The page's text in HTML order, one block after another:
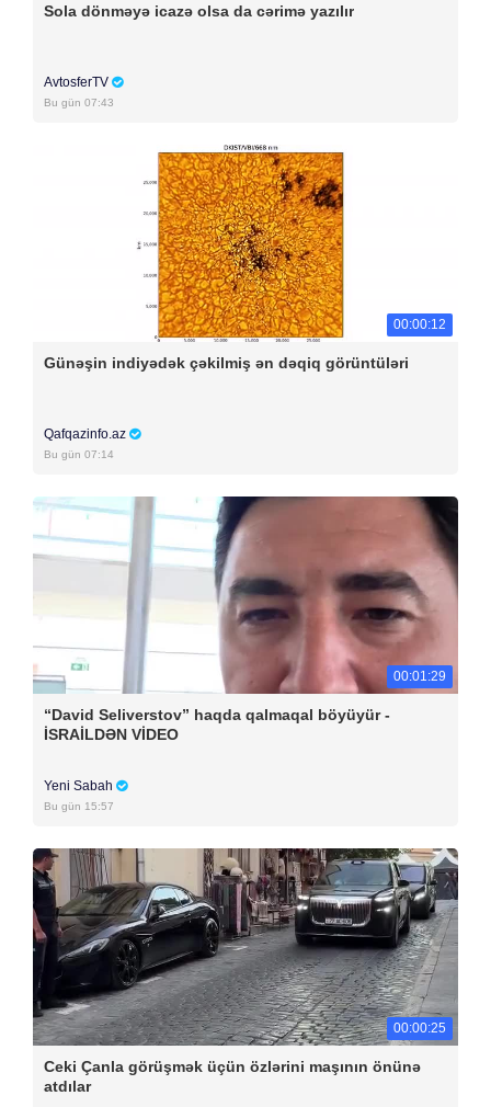
Sola dönməyə icazə olsa da cərimə yazılır
AvtosferTV
Bu gün 07:43
00:00:12
Günəşin indiyədək çəkilmiş ən dəqiq görüntüləri
Qafqazinfo.az
Bu gün 07:14
00:01:29
“David Seliverstov” haqda qalmaqal böyüyür -
İSRAİLDƏN VİDEO
Yeni Sabah
Bu gün 15:57
00:00:25
Ceki Çanla görüşmək üçün özlərini maşının önünə
atdılar